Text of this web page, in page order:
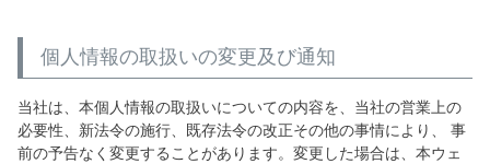
個人情報の取扱いの変更及び通知
当社は、本個人情報の取扱いについての内容を、当社の営業上の
必要性、新法令の施行、既存法令の改正その他の事情により、 事
前の予告なく変更することがあります。変更した場合は、本ウェ